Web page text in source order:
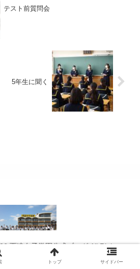
テスト前質問会
5年生に聞く
西遠女子学園公式ブログ All Rights
トップ サイドバー